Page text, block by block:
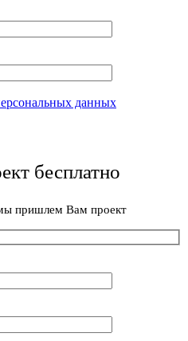
данных
бесплатно
пришлем Вам проект